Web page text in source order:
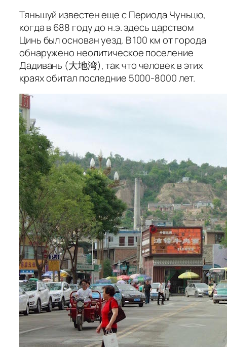
Тяньшуй известен еще с Периода Чуньцю,
когда в 688 году до н.э. здесь царством
Цинь был основан уезд. В 100 км от города
обнаружено неолитическое поселение
Дадивань (大地湾), так что человек в этих
краях обитал последние 5000-8000 лет.